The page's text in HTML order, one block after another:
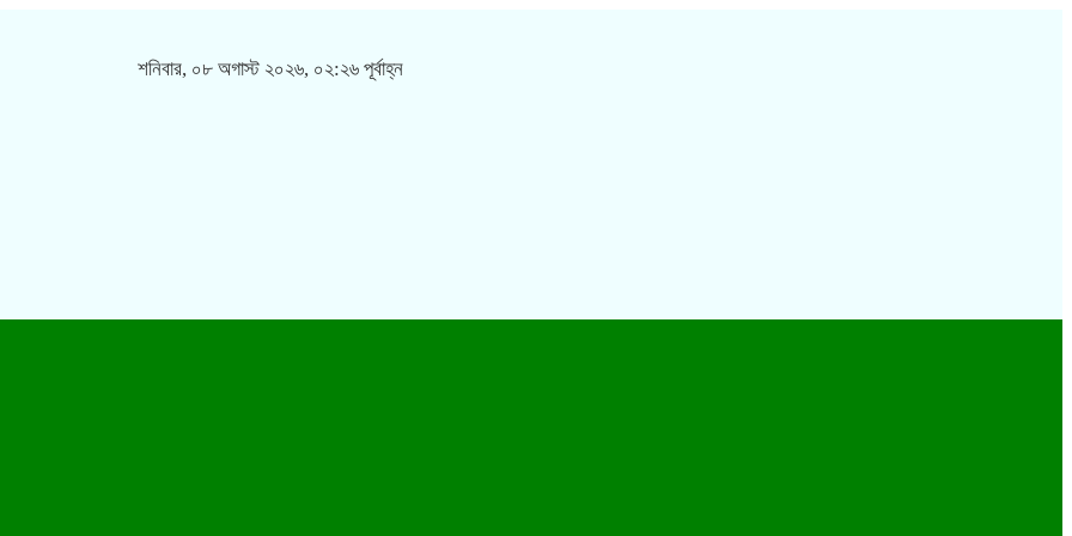
শনিবার, ০৮ অগাস্ট ২০২৬, ০২:২৬ পূর্বাহ্ন